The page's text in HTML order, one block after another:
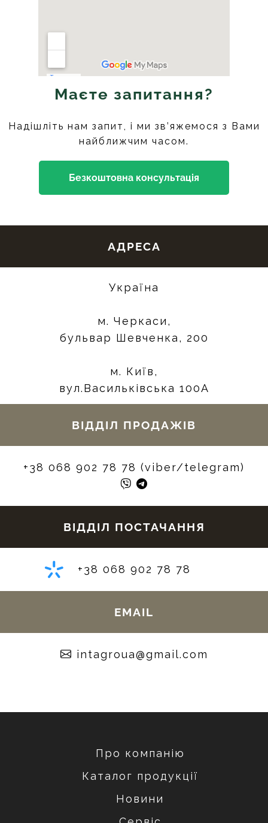
Маєте запитання?
Надішліть нам запит, і ми зв’яжемося з Вами
найближчим часом.
Безкоштовна консультація
АДРЕСА
Україна
м. Черкаси,
бульвар Шевченка, 200
м. Київ,
вул.Васильківська 100А
ВІДДІЛ ПРОДАЖІВ
+38 068 902 78 78 (viber/telegram)
ВІДДІЛ ПОСТАЧАННЯ
+38 068 902 78 78
EMAIL
moc.liamg@auorgatni
Про компанію
Каталог продукції
Новини